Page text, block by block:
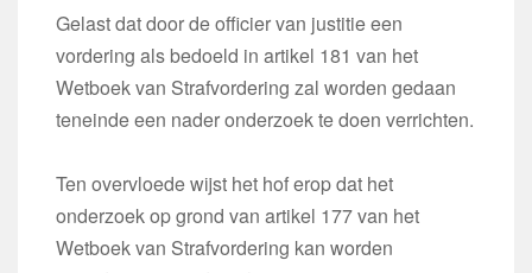
Gelast dat door de officier van justitie een
vordering als bedoeld in artikel 181 van het
Wetboek van Strafvordering zal worden gedaan
teneinde een nader onderzoek te doen verrichten.
Ten overvloede wijst het hof erop dat het
onderzoek op grond van artikel 177 van het
Wetboek van Strafvordering kan worden